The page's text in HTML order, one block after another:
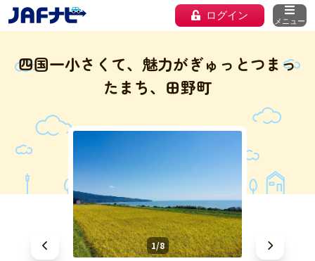
ログイン メニュー
四国一小さくて、魅力がぎゅっとつまっ
たまち、田野町
1/8